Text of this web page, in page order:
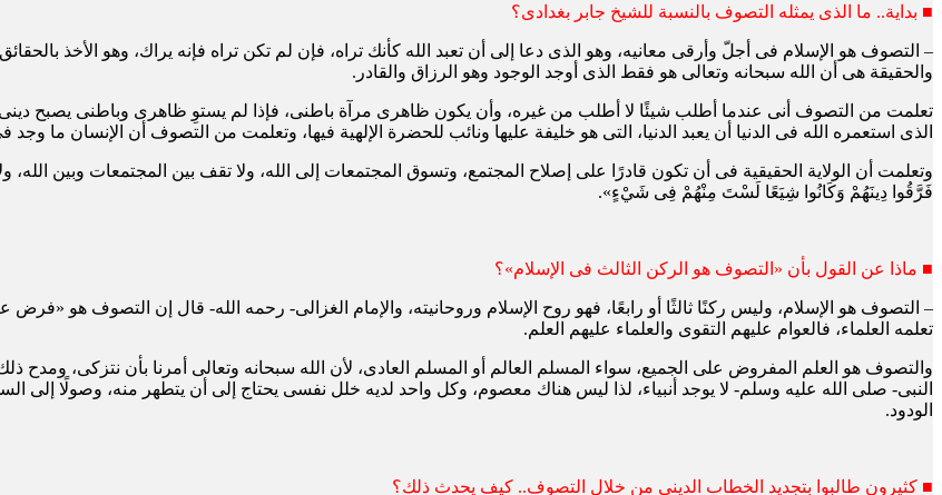
■ بداية.. ما الذى يمثله التصوف بالنسبة للشيخ جابر بغدادى؟
– التصوف هو الإسلام فى أجلّ وأرقى معانيه، وهو الذى دعا إلى أن تعبد الله كأنك تراه، فإن لم تكن تراه فإنه يراك، وهو الأخذ
والحقيقة هى أن الله سبحانه وتعالى هو فقط الذى أوجد الوجود وهو الرزاق والقادر.
تعلمت من التصوف أنى عندما أطلب شيئًا لا أطلب من غيره، وأن يكون ظاهرى مرآة باطنى، فإذا لم يستوِ ظاهرى وباطنى يصبح دينى
الذى استعمره الله فى الدنيا أن يعبد الدنيا، التى هو خليفة عليها ونائب للحضرة الإلهية فيها، وتعلمت من التصوف أن الإنسان ما
وتعلمت أن الولاية الحقيقية فى أن تكون قادرًا على إصلاح المجتمع، وتسوق المجتمعات إلى الله، ولا تقف بين المجتمعات وبين
فَرَّقُوا دِينَهُمْ وَكَانُوا شِيَعًا لَسْتَ مِنْهُمْ فِى شَيْءٍ».
■ ماذا عن القول بأن «التصوف هو الركن الثالث فى الإسلام»؟
– التصوف هو الإسلام، وليس ركنًا ثالثًا أو رابعًا، فهو روح الإسلام وروحانيته، والإمام الغزالى- رحمه الله- قال إن التصوف هو
تعلمه العلماء، فالعوام عليهم التقوى والعلماء عليهم العلم.
والتصوف هو العلم المفروض على الجميع، سواء المسلم العالم أو المسلم العادى، لأن الله سبحانه وتعالى أمرنا بأن نتزكى، ومدح
النبى- صلى الله عليه وسلم- لا يوجد أنبياء، لذا ليس هناك معصوم، وكل واحد لديه خلل نفسى يحتاج إلى أن يتطهر منه، وصولًا إلى
الودود.
■ كثيرون طالبوا بتجديد الخطاب الدينى من خلال التصوف.. كيف يحدث ذلك؟